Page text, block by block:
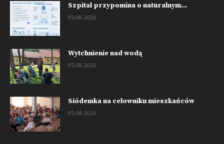
Szpital przypomina o naturalnym...
05-08-2026
Wytchnienie nad wodą
05-08-2026
Siódemka na celowniku mieszkańców
05-08-2026